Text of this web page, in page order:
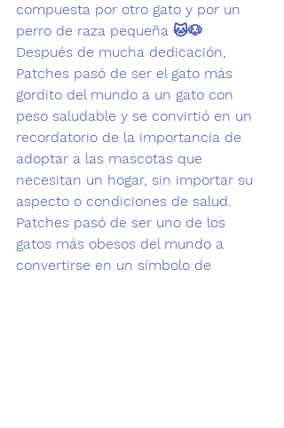
compuesta por otro gato y por un
perro de raza pequeña 🐱🐶
Después de mucha dedicación,
Patches pasó de ser el gato más
gordito del mundo a un gato con
peso saludable y se convirtió en un
recordatorio de la importancia de
adoptar a las mascotas que
necesitan un hogar, sin importar su
aspecto o condiciones de salud.
Patches pasó de ser uno de los
gatos más obesos del mundo a
convertirse en un símbolo de